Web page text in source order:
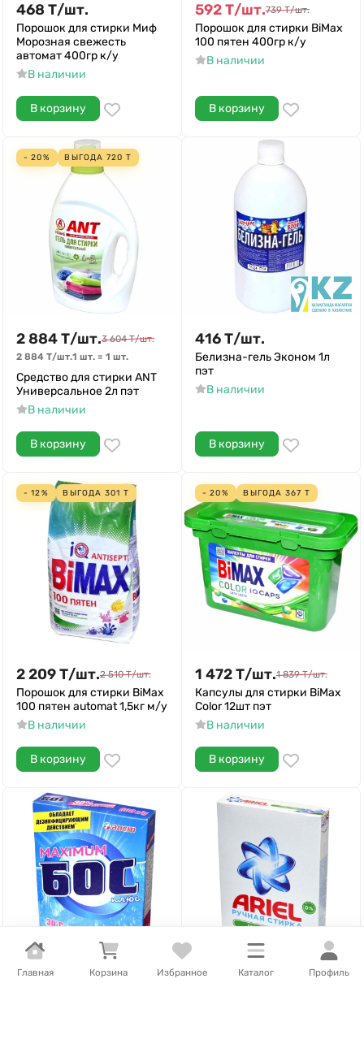
Главная Корзина Избранное Каталог Профиль
468 Т/шт.
Порошок для стирки Миф
Морозная свежесть
автомат 400гр к/у
В наличии
В корзину
592Т/шт.739 Т/шт.
Порошок для стирки BiMax
100 пятен 400гр к/у
В наличии
В корзину
- 20% ВЫГОДА 720 Т
2 884Т/шт.3 604 Т/шт.
2 884 Т/шт.1 шт. = 1 шт.
Средство для стирки ANT
Универсальное 2л пэт
В наличии
В корзину
416Т/шт.
Белизна-гель Эконом 1л
пэт
В наличии
В корзину
- 12% ВЫГОДА 301 Т
2 209Т/шт.2 510 Т/шт.
Порошок для стирки BiMax
100 пятен аutomat 1,5кг м/у
В наличии
В корзину
- 20% ВЫГОДА 367 Т
1 472Т/шт.1 839 Т/шт.
Капсулы для стирки BiMax
Color 12шт пэт
В наличии
В корзину